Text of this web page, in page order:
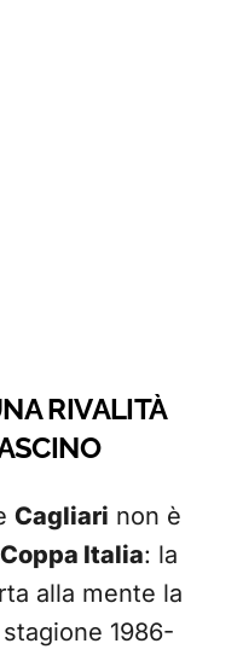
RIVALITÀ
Cagliari non è
Coppa Italia: la
alla mente la
1986-